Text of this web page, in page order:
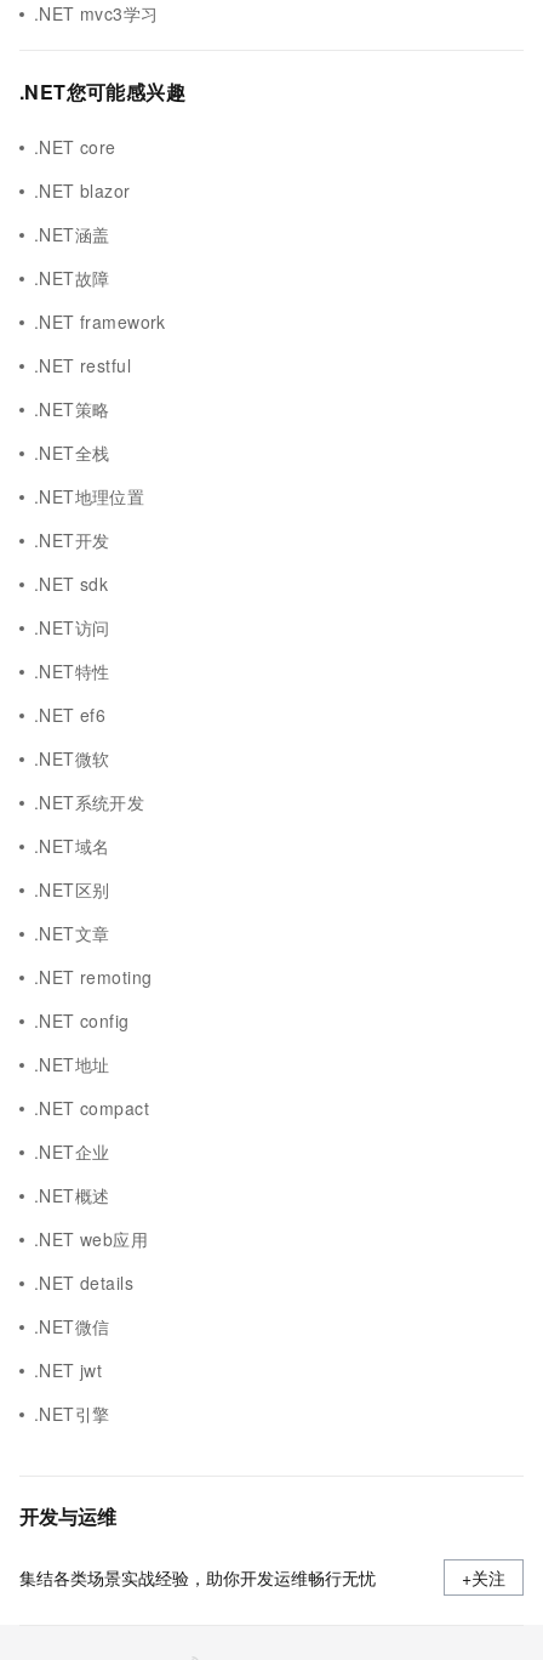
.NET mvc3学习
.NET您可能感兴趣
.NET core
.NET blazor
.NET涵盖
.NET故障
.NET framework
.NET restful
.NET策略
.NET全栈
.NET地理位置
.NET开发
.NET sdk
.NET访问
.NET特性
.NET ef6
.NET微软
.NET系统开发
.NET域名
.NET区别
.NET文章
.NET remoting
.NET config
.NET地址
.NET compact
.NET企业
.NET概述
.NET web应用
.NET details
.NET微信
.NET jwt
.NET引擎
开发与运维
集结各类场景实战经验，助你开发运维畅行无忧 +关注